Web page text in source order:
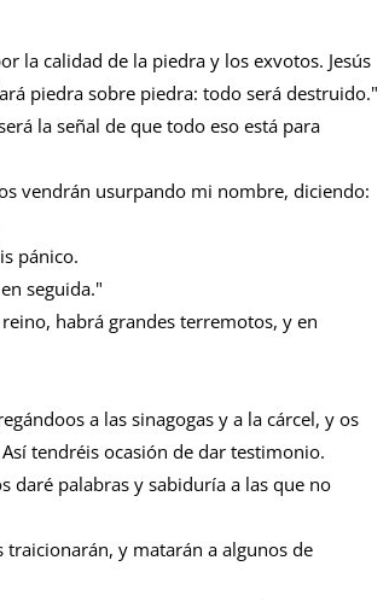
la calidad de la piedra y los exvotos. Jesús
piedra sobre piedra: todo será destruido."
la señal de que todo eso está para
vendrán usurpando mi nombre, diciendo:
pánico.
seguida."
habrá grandes terremotos, y en
a las sinagogas y a la cárcel, y os
tendréis ocasión de dar testimonio.
daré palabras y sabiduría a las que no
traicionarán, y matarán a algunos de